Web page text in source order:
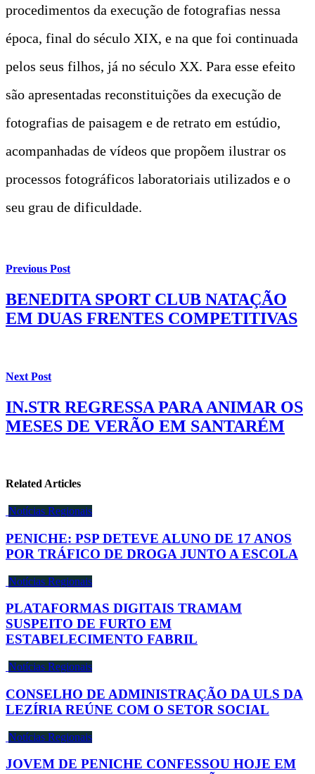
procedimentos da execução de fotografias nessa
época, final do século XIX, e na que foi continuada
pelos seus filhos, já no século XX. Para esse efeito
são apresentadas reconstituições da execução de
fotografias de paisagem e de retrato em estúdio,
acompanhadas de vídeos que propõem ilustrar os
processos fotográficos laboratoriais utilizados e o
seu grau de dificuldade.
Previous Post
BENEDITA SPORT CLUB NATAÇÃO
EM DUAS FRENTES COMPETITIVAS
Next Post
IN.STR REGRESSA PARA ANIMAR OS
MESES DE VERÃO EM SANTARÉM
Related Articles
Notícias Regionais
PENICHE: PSP DETEVE ALUNO DE 17 ANOS
POR TRÁFICO DE DROGA JUNTO A ESCOLA
Notícias Regionais
PLATAFORMAS DIGITAIS TRAMAM
SUSPEITO DE FURTO EM
ESTABELECIMENTO FABRIL
Notícias Regionais
CONSELHO DE ADMINISTRAÇÃO DA ULS DA
LEZÍRIA REÚNE COM O SETOR SOCIAL
Notícias Regionais
JOVEM DE PENICHE CONFESSOU HOJE EM